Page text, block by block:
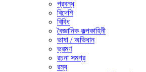
প্রবন্ধ
বিদেশি
বিবিধ
বৈজ্ঞানিক কল্পকাহিনী
ভাষা / অভিধান
ভ্রমণ
রচনা সমগ্র
রম্য